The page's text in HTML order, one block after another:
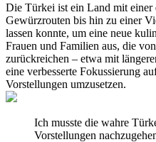
Die Türkei ist ein Land mit einer
Gewürzrouten bis hin zu einer
lassen konnte, um eine neue
Frauen und Familien aus, die
zurückreichen – etwa mit
eine verbesserte Fokussierung
Vorstellungen umzusetzen.
Ich musste die wahre
Vorstellungen